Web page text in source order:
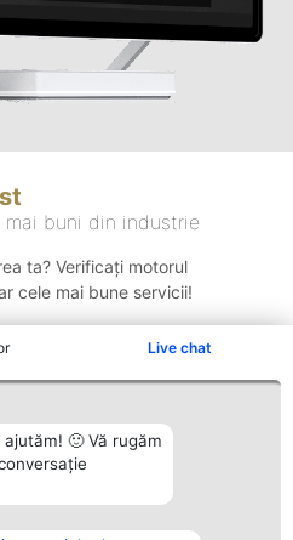
Live chat
🙂 Vă rugăm
mai buni din industrie
ta? Verificați motorul
cele mai bune servicii!